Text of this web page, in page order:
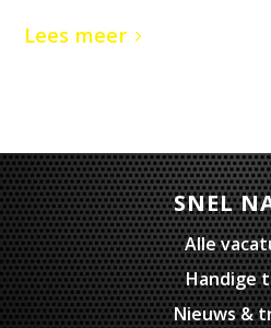
Lees meer
SNEL
Alle
Handige
Nieuws &